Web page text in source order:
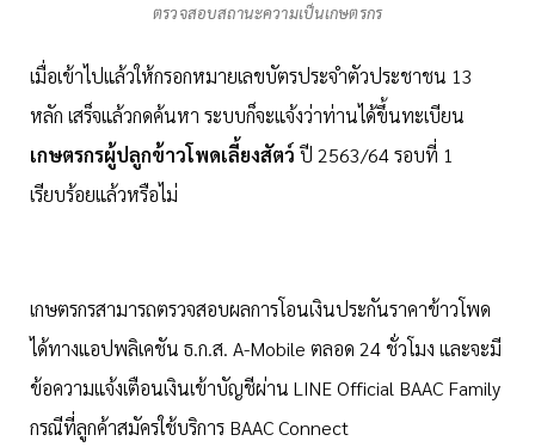
ตรวจสอบสถานะความเป็นเกษตรกร
เมื่อเข้าไปแล้วให้กรอกหมายเลขบัตรประจำตัวประชาชน 13
หลัก เสร็จแล้วกดค้นหา ระบบก็จะแจ้งว่าท่านได้ขึ้นทะเบียน
เกษตรกรผู้ปลูกข้าวโพดเลี้ยงสัตว์ ปี 2563/64 รอบที่ 1
เรียบร้อยแล้วหรือไม่
เกษตรกรสามารถตรวจสอบผลการโอนเงินประกันราคาข้าวโพด
ได้ทางแอปพลิเคชัน ธ.ก.ส. A-Mobile ตลอด 24 ชั่วโมง และจะมี
ข้อความแจ้งเตือนเงินเข้าบัญชีผ่าน LINE Official BAAC Family
กรณีที่ลูกค้าสมัครใช้บริการ BAAC Connect